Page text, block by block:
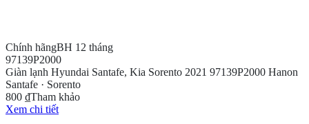
Chính hãngBH 12 tháng
97139P2000
Giàn lạnh Hyundai Santafe, Kia Sorento 2021 97139P2000 Hanon
Santafe · Sorento
800 ₫Tham khảo
Xem chi tiết